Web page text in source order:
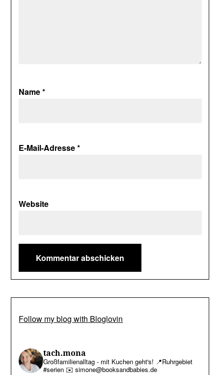
Name*
E-Mail-Adresse*
Website
Follow my blog with Bloglovin
tach.mona
Großfamilienalltag - mit Kuchen geht's! 📍Ruhrgebiet
#serien ✉️ simone@booksandbabies.de